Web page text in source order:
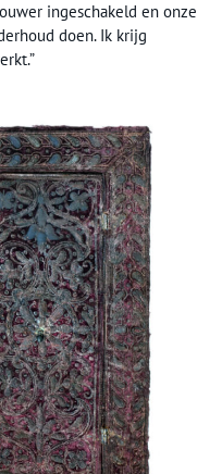
ingeschakeld en onze
doen. Ik krijg